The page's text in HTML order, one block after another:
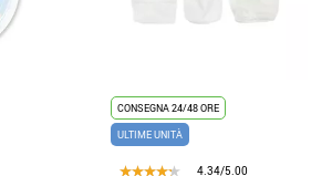
CONSEGNA 24/48 ORE
ULTIME UNITÀ
4.34/5.00